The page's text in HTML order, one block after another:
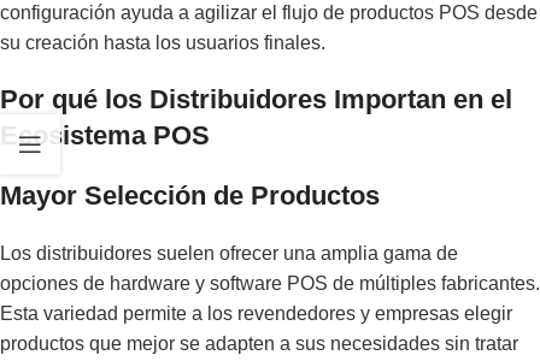
configuración ayuda a agilizar el flujo de productos POS desde
su creación hasta los usuarios finales.
Por qué los Distribuidores Importan en el
Ecosistema POS
Mayor Selección de Productos
Los distribuidores suelen ofrecer una amplia gama de
opciones de hardware y software POS de múltiples fabricantes.
Esta variedad permite a los revendedores y empresas elegir
productos que mejor se adapten a sus necesidades sin tratar